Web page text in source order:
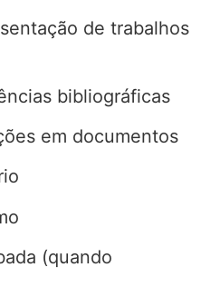
de trabalhos
bibliográficas
em documentos
(quando